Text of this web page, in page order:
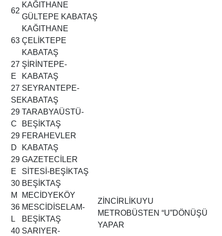
62
KAĞITHANE
GÜLTEPE KABATAŞ
ZİNCİRLİKUYU
METROBÜSTEN “U”DÖNÜŞÜ
YAPAR
63
KAĞITHANE
ÇELİKTEPE
KABATAŞ
27
E
ŞİRİNTEPE-
KABATAŞ
27
SE
SEYRANTEPE-
KABATAŞ
29
C
TARABYAÜSTÜ-
BEŞİKTAŞ
29
D
FERAHEVLER
KABATAŞ
29
E
GAZETECİLER
SİTESİ-BEŞİKTAŞ
30
M
BEŞİKTAŞ
MECİDYEKÖY
36
L
MESCİDİSELAM-
BEŞİKTAŞ
40 SARIYER-